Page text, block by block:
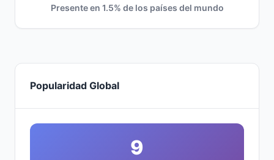
Presente en 1.5% de los países del mundo
Popularidad Global
9